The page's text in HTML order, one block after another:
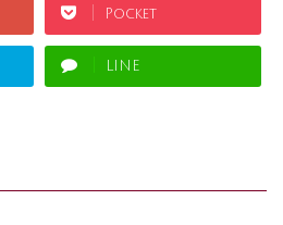
Pocket
LINE